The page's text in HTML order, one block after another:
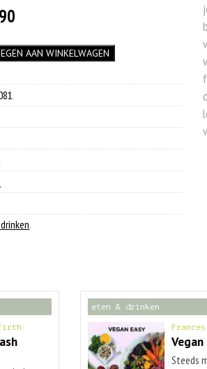
is:
€ 9,90.
AAN WINKELWAGEN
.
.
eten & drinken
Vegan
Steeds